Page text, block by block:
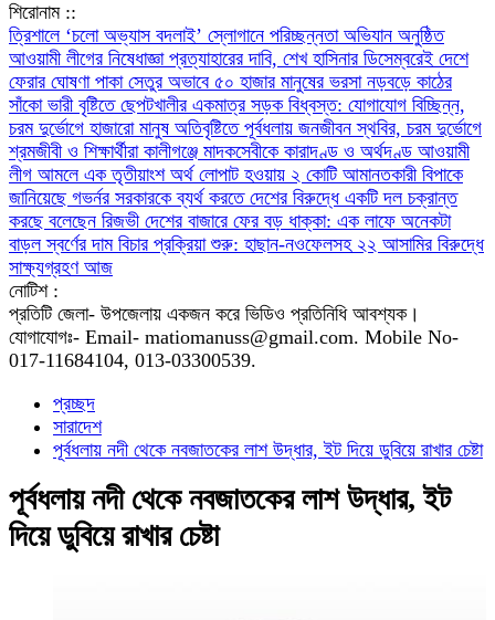
শিরোনাম ::
‎ত্রিশালে ‘চলো অভ্যাস বদলাই’ স্লোগানে পরিচ্ছন্নতা অভিযান অনুষ্ঠিত
আওয়ামী লীগের নিষেধাজ্ঞা প্রত্যাহারের দাবি, শেখ হাসিনার ডিসেম্বরেই দেশে
ফেরার ঘোষণা পাকা সেতুর অভাবে ৫০ হাজার মানুষের ভরসা নড়বড়ে কাঠের
সাঁকো ভারী বৃষ্টিতে ছেপটখালীর একমাত্র সড়ক বিধ্বস্ত: যোগাযোগ বিচ্ছিন্ন,
চরম দুর্ভোগে হাজারো মানুষ অতিবৃষ্টিতে পূর্বধলায় জনজীবন স্থবির, চরম দুর্ভোগে
শ্রমজীবী ও শিক্ষার্থীরা কালীগঞ্জে মাদকসেবীকে কারাদণ্ড ও অর্থদণ্ড আওয়ামী
লীগ আমলে এক তৃতীয়াংশ অর্থ লোপাট হওয়ায় ২ কোটি আমানতকারী বিপাকে
জানিয়েছে গভর্নর সরকারকে ব্যর্থ করতে দেশের বিরুদ্ধে একটি দল চক্রান্ত
করছে বলেছেন রিজভী দেশের বাজারে ফের বড় ধাক্কা: এক লাফে অনেকটা
বাড়ল স্বর্ণের দাম বিচার প্রক্রিয়া শুরু: হাছান-নওফেলসহ ২২ আসামির বিরুদ্ধে
সাক্ষ্যগ্রহণ আজ
নোটিশ :
প্রতিটি জেলা- উপজেলায় একজন করে ভিডিও প্রতিনিধি আবশ্যক।
যোগাযোগঃ- Email- matiomanuss@gmail.com. Mobile No-
017-11684104, 013-03300539.
প্রচ্ছদ
সারাদেশ
পূর্বধলায় নদী থেকে নবজাতকের লাশ উদ্ধার, ইট দিয়ে ডুবিয়ে রাখার চেষ্টা
পূর্বধলায় নদী থেকে নবজাতকের লাশ উদ্ধার, ইট
দিয়ে ডুবিয়ে রাখার চেষ্টা